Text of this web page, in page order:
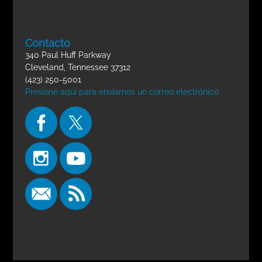
Contacto
340 Paul Huff Parkway
Cleveland, Tennessee 37312
(423) 250-5001
Presione aquí para enviarnos un correo electrónico